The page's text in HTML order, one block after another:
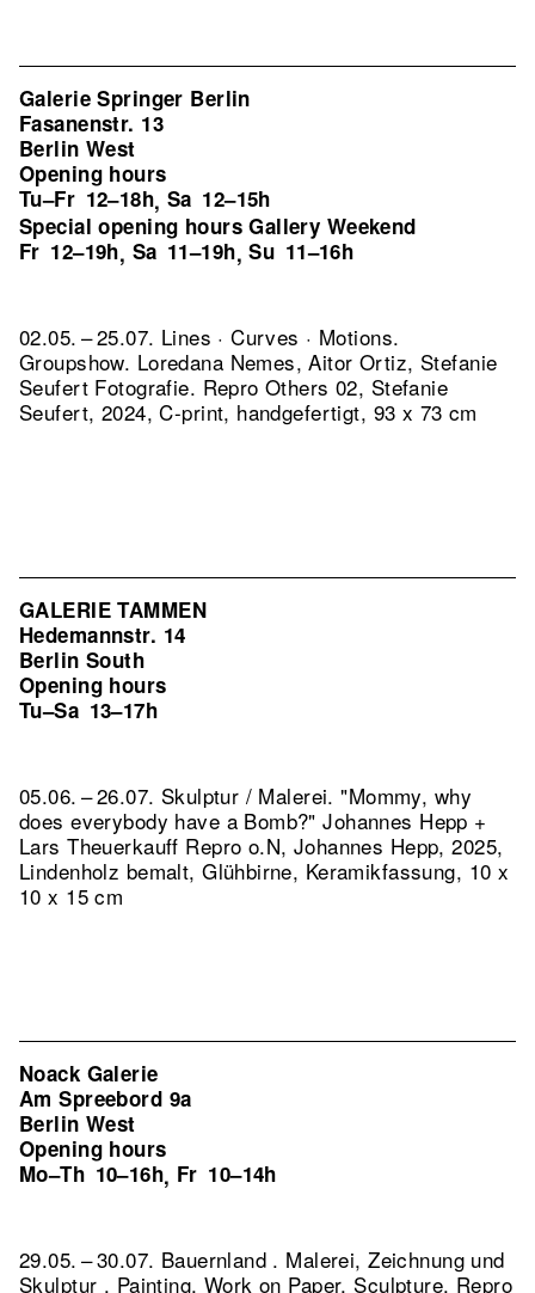
Galerie Springer Berlin
Fasanenstr. 13
Berlin West
Opening hours
Tu–Fr 12–18h, Sa 12–15h
Special opening hours Gallery Weekend
Fr 12–19h, Sa 11–19h,Su 11–16h
02.05. – 25.07. Lines · Curves · Motions.
Groupshow. Loredana Nemes, Aitor Ortiz, Stefanie
Seufert Fotografie. Repro Others 02, Stefanie
Seufert, 2024, C-print, handgefertigt, 93 x 73 cm
GALERIE TAMMEN
Hedemannstr. 14
Berlin South
Opening hours
Tu–Sa 13–17h
05.06. – 26.07. Skulptur / Malerei. "Mommy, why
does everybody have a Bomb?" Johannes Hepp +
Lars Theuerkauff Repro o.N, Johannes Hepp, 2025,
Lindenholz bemalt, Glühbirne, Keramikfassung, 10 x
10 x 15 cm
Noack Galerie
Am Spreebord 9a
Berlin West
Opening hours
Mo–Th 10–16h, Fr 10–14h
29.05. – 30.07. Bauernland . Malerei, Zeichnung und
Skulptur . Painting, Work on Paper, Sculpture. Repro